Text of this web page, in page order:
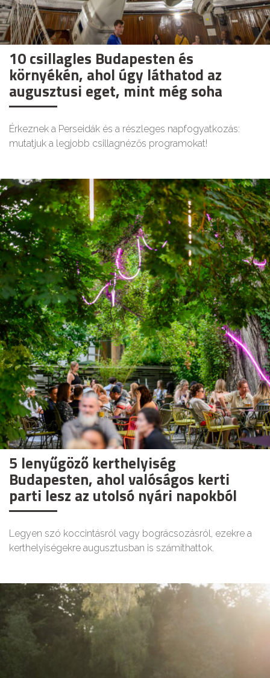
10 csillagles Budapesten és
környékén, ahol úgy láthatod az
augusztusi eget, mint még soha
Érkeznek a Perseidák és a részleges napfogyatkozás:
mutatjuk a legjobb csillagnézős programokat!
5 lenyűgöző kerthelyiség
Budapesten, ahol valóságos kerti
parti lesz az utolsó nyári napokból
Legyen szó koccintásról vagy bográcsozásról, ezekre a
kerthelyiségekre augusztusban is számíthattok.